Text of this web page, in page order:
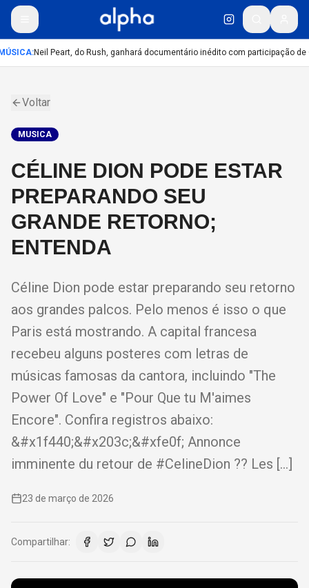
:Neil Peart, do Rush, ganhará documentário inédito com participação de
Voltar
MUSICA
CÉLINE DION PODE ESTAR
PREPARANDO SEU
GRANDE RETORNO;
ENTENDA
Céline Dion pode estar preparando seu retorno
aos grandes palcos. Pelo menos é isso o que
Paris está mostrando. A capital francesa
recebeu alguns posteres com letras de
músicas famosas da cantora, incluindo "The
Power Of Love" e "Pour Que tu M'aimes
Encore". Confira registros abaixo:
&#x1f440;&#x203c;&#xfe0f; Annonce
imminente du retour de #CelineDion ?? Les […]
23 de março de 2026
Compartilhar: